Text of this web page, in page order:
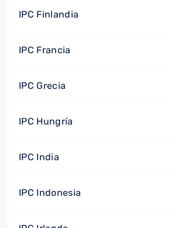
IPC Finlandia
IPC Francia
IPC Grecia
IPC Hungría
IPC India
IPC Indonesia